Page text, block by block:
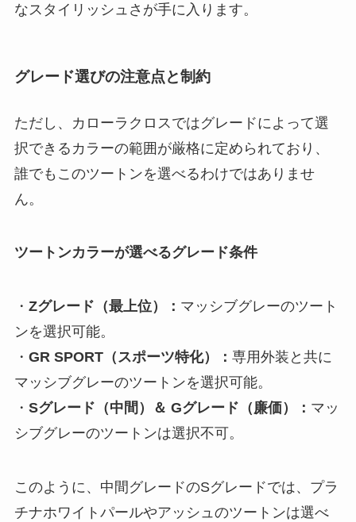
なスタイリッシュさが手に入ります。
グレード選びの注意点と制約
ただし、カローラクロスではグレードによって選
択できるカラーの範囲が厳格に定められており、
誰でもこのツートンを選べるわけではありませ
ん。
ツートンカラーが選べるグレード条件
・ Zグレード（最上位）： マッシブグレーのツート
ンを選択可能。
・ GR SPORT（スポーツ特化）： 専用外装と共に
マッシブグレーのツートンを選択可能。
・ Sグレード（中間）＆ Gグレード（廉価）： マッ
シブグレーのツートンは選択不可。
このように、中間グレードのSグレードでは、プラ
チナホワイトパールやアッシュのツートンは選べ